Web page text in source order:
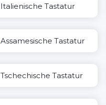
Italienische Tastatur
Assamesische Tastatur
Tschechische Tastatur